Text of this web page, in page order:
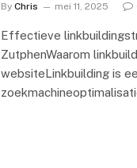
By Chris mei 11, 2025
Effectieve
ZutphenWaarom
websiteLinkbuilding is